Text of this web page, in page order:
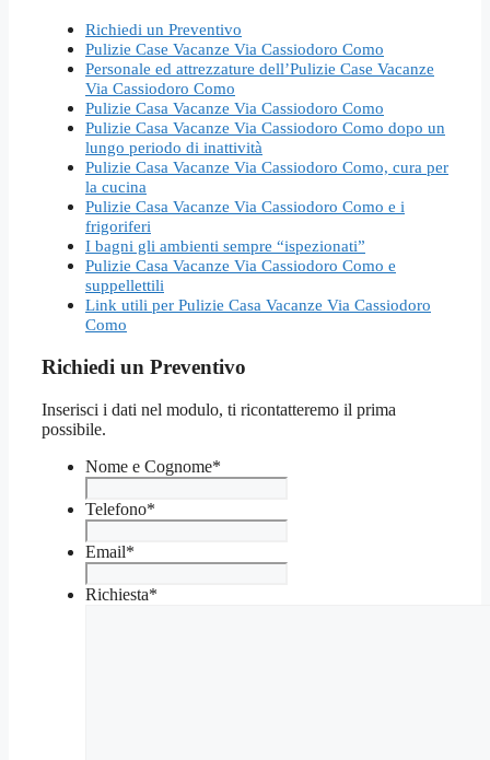
Richiedi un Preventivo
Pulizie Case Vacanze Via Cassiodoro Como
Personale ed attrezzature dell’Pulizie Case Vacanze
Via Cassiodoro Como
Pulizie Casa Vacanze Via Cassiodoro Como
Pulizie Casa Vacanze Via Cassiodoro Como dopo un
lungo periodo di inattività
Pulizie Casa Vacanze Via Cassiodoro Como, cura per
la cucina
Pulizie Casa Vacanze Via Cassiodoro Como e i
frigoriferi
I bagni gli ambienti sempre “ispezionati”
Pulizie Casa Vacanze Via Cassiodoro Como e
suppellettili
Link utili per Pulizie Casa Vacanze Via Cassiodoro
Como
Richiedi un Preventivo
Inserisci i dati nel modulo, ti ricontatteremo il prima
possibile.
Nome e Cognome*
Telefono*
Email*
Richiesta*